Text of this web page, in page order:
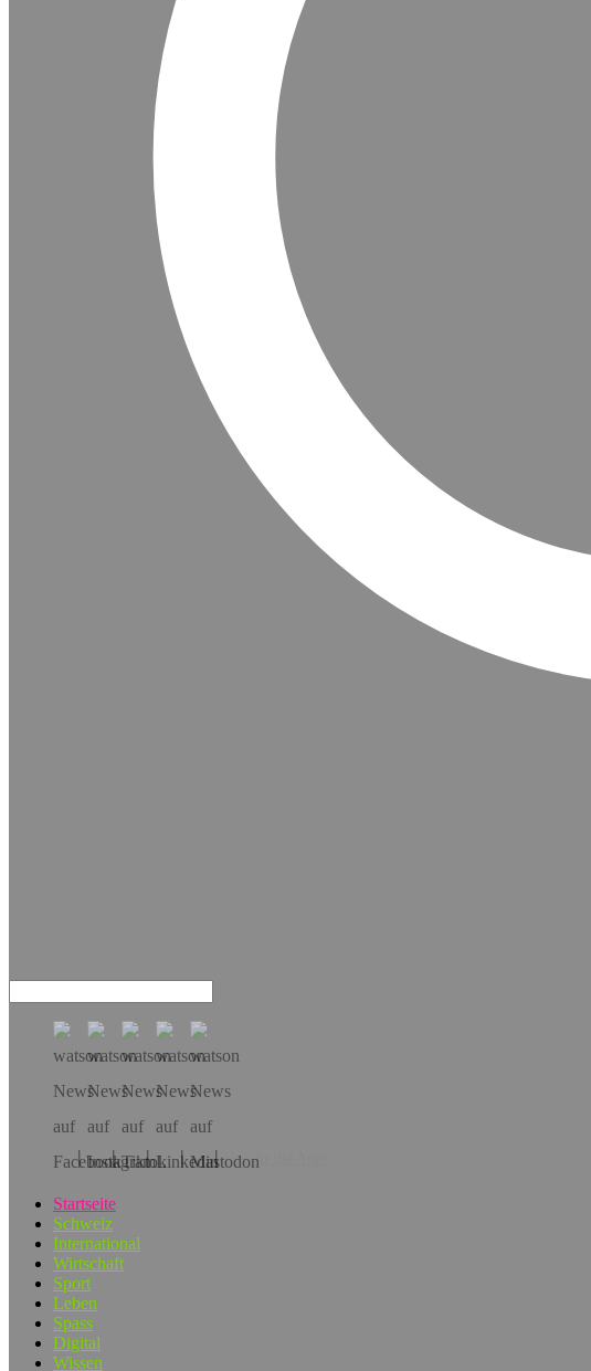
Hol dir die App!
Startseite
Schweiz
International
Wirtschaft
Sport
Leben
Spass
Digital
Wissen